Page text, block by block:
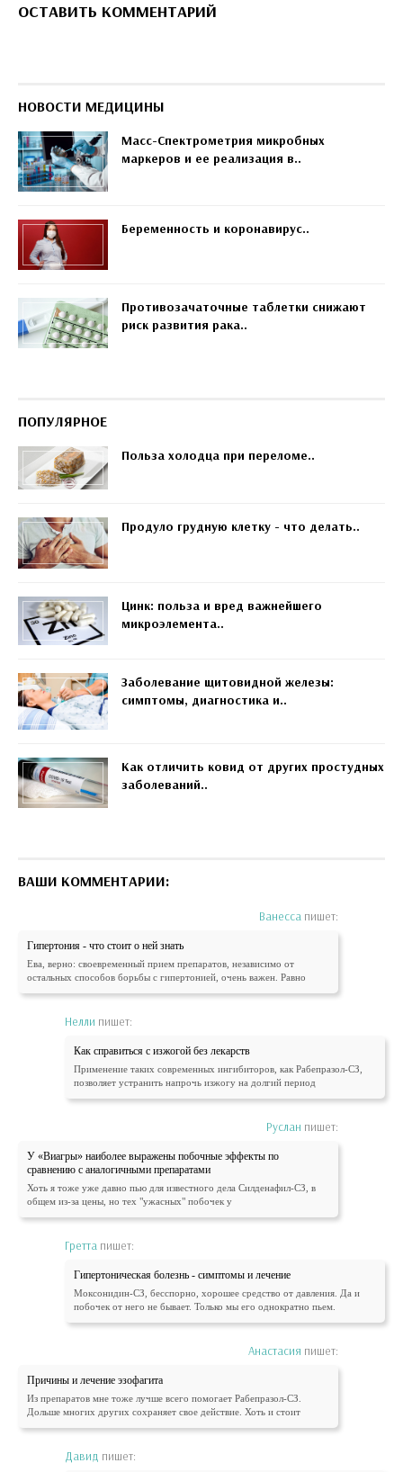
ОСТАВИТЬ КОММЕНТАРИЙ
НОВОСТИ МЕДИЦИНЫ
Масс-Спектрометрия микробных
маркеров и ее реализация в..
Беременность и коронавирус..
Противозачаточные таблетки снижают
риск развития рака..
ПОПУЛЯРНОЕ
Польза холодца при переломе..
Продуло грудную клетку - что делать..
Цинк: польза и вред важнейшего
микроэлемента..
Заболевание щитовидной железы:
симптомы, диагностика и..
Как отличить ковид от других простудных
заболеваний..
ВАШИ КОММЕНТАРИИ:
Ванесса пишет:
Гипертония - что стоит о ней знать
Ева, верно: своевременный прием препаратов, независимо от
остальных способов борьбы с гипертонией, очень важен. Равно
Нелли пишет:
Как справиться с изжогой без лекарств
Применение таких современных ингибиторов, как Рабепразол-СЗ,
позволяет устранить напрочь изжогу на долгий период
Руслан пишет:
У «Виагры» наиболее выражены побочные эффекты по
сравнению с аналогичными препаратами
Хоть я тоже уже давно пью для известного дела Силденафил-СЗ, в
общем из-за цены, но тех "ужасных" побочек у
Гретта пишет:
Гипертоническая болезнь - симптомы и лечение
Моксонидин-СЗ, бесспорно, хорошее средство от давления. Да и
побочек от него не бывает. Только мы его однократно пьем.
Анастасия пишет:
Причины и лечение эзофагита
Из препаратов мне тоже лучше всего помогает Рабепразол-СЗ.
Дольше многих других сохраняет свое действие. Хоть и стоит
Давид пишет: